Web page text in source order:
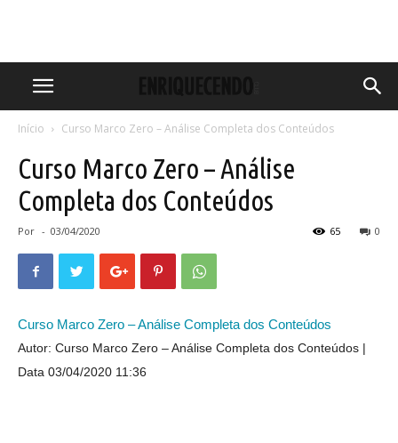
Início Curso Marco Zero – Análise Completa dos Conteúdos
Curso Marco Zero – Análise
Completa dos Conteúdos
Por - 03/04/2020 0
65
Curso Marco Zero – Análise Completa dos Conteúdos
Autor: Curso Marco Zero – Análise Completa dos Conteúdos
Data 03/04/2020 11:36